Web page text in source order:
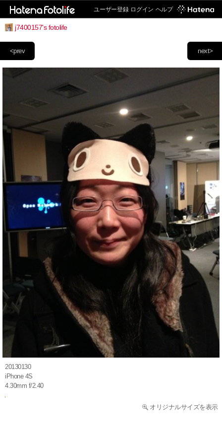
ユーザー登録 ログイン ヘルプ
j7400157's fotolife
next>
<prev
20130130
iPhone 4S
4.30mm f/2.40
オリジナルサイズを表示